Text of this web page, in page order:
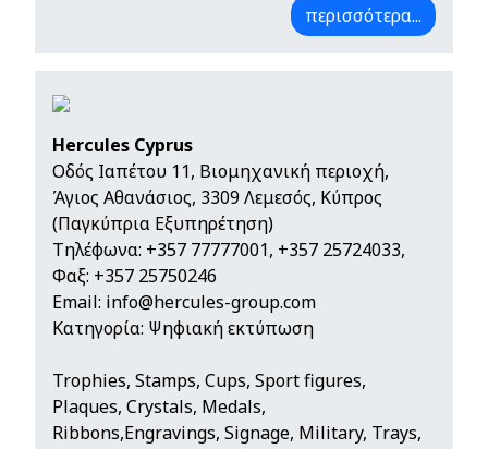
περισσότερα...
Hercules Cyprus
Οδός Ιαπέτου 11, Βιομηχανική περιοχή,
Άγιος Αθανάσιος, 3309 Λεμεσός, Κύπρος
(Παγκύπρια Εξυπηρέτηση)
Τηλέφωνα: +357 77777001, +357 25724033,
Φαξ: +357 25750246
Email: info@hercules-group.com
Κατηγορία: Ψηφιακή εκτύπωση
Trophies, Stamps, Cups, Sport figures,
Plaques, Crystals, Medals,
Ribbons,Engravings, Signage, Military, Trays,